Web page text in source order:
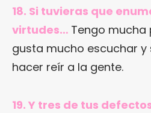
18. Si tuvieras que
virtudes… Tengo mucha
gusta mucho escuchar
hacer reír a la gente.
19. Y tres de tus